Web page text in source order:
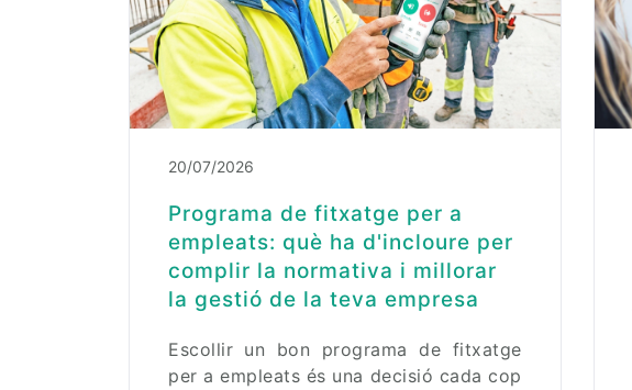
20/07/2026
Programa de fitxatge per a
empleats: què ha d'incloure per
complir la normativa i millorar
la gestió de la teva empresa
Escollir un bon programa de fitxatge
per a empleats és una decisió cada cop